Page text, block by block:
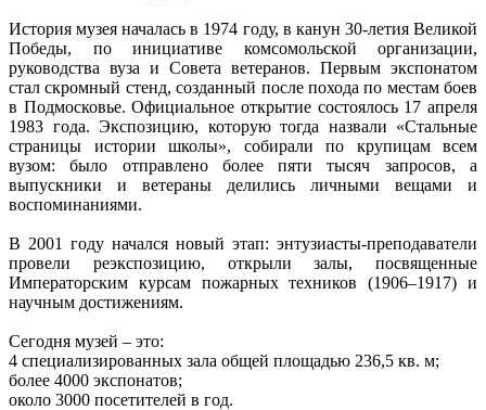
История музея началась в 1974 году, в канун 30-летия Великой
Победы, по инициативе комсомольской организации,
руководства вуза и Совета ветеранов. Первым экспонатом
стал скромный стенд, созданный после похода по местам боев
в Подмосковье. Официальное открытие состоялось 17 апреля
1983 года. Экспозицию, которую тогда назвали «Стальные
страницы истории школы», собирали по крупицам всем
вузом: было отправлено более пяти тысяч запросов, а
выпускники и ветераны делились личными вещами и
воспоминаниями.
В 2001 году начался новый этап: энтузиасты-преподаватели
провели реэкспозицию, открыли залы, посвященные
Императорским курсам пожарных техников (1906–1917) и
научным достижениям.
Сегодня музей – это:
4 специализированных зала общей площадью 236,5 кв. м;
️более 4000 экспонатов;
️около 3000 посетителей в год.